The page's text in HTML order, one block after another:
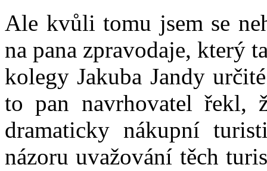
Ale kvůli tomu jsem se
na pana zpravodaje, který
kolegy Jakuba Jandy
to pan navrhovatel řekl,
dramaticky nákupní
názoru uvažování těch